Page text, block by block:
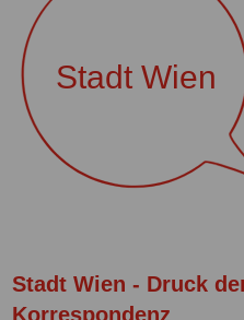
Stadt Wien
Stadt Wien - Druck
Korrespondenz